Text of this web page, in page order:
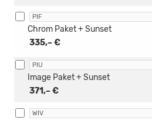
PIF
335,– €
Chrom Paket + Sunset
PIU
371,– €
Image Paket + Sunset
WIV